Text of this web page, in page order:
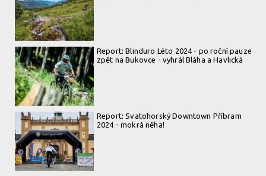
Report: Blinduro Léto 2024 - po roční pauze
zpět na Bukovce - vyhrál Bláha a Havlická
Report: Svatohorský Downtown Příbram
2024 - mokrá něha!